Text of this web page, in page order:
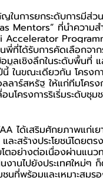
ในการยกระดับการมีส่
Mentors” ที่นำควา
Accelerator
ที่ได้รับการคัดเลือกจา
ลเชิงลึกในระดับพื้นที่
ในขณะเดียวกัน โคร
ร์สหรัฐ ให้แก่ทีมโคร
โครงการริเริ่มระดับชุ
ได้เสริมศักยภาพแก่เ
และสร้างประโยชน์โดย
ตอย่างต่อเนื่องผ่านแนว
งานไปยังประเทศใหม่
นที่พร้อมและเหมาะสมร